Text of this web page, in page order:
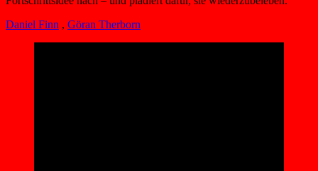
Daniel Finn , Göran Therborn